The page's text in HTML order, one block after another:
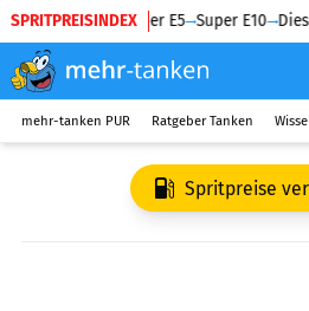
SPRITPREISINDEX
Diesel Super E5 Super E10
mehr-tanken PUR Ratgeber Tanken
Spritpreise